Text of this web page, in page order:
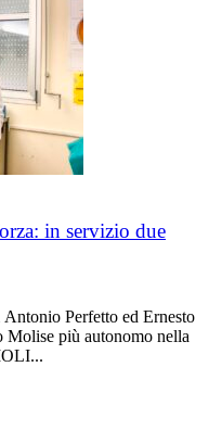
in servizio due
Perfetto ed Ernesto
più autonomo nella